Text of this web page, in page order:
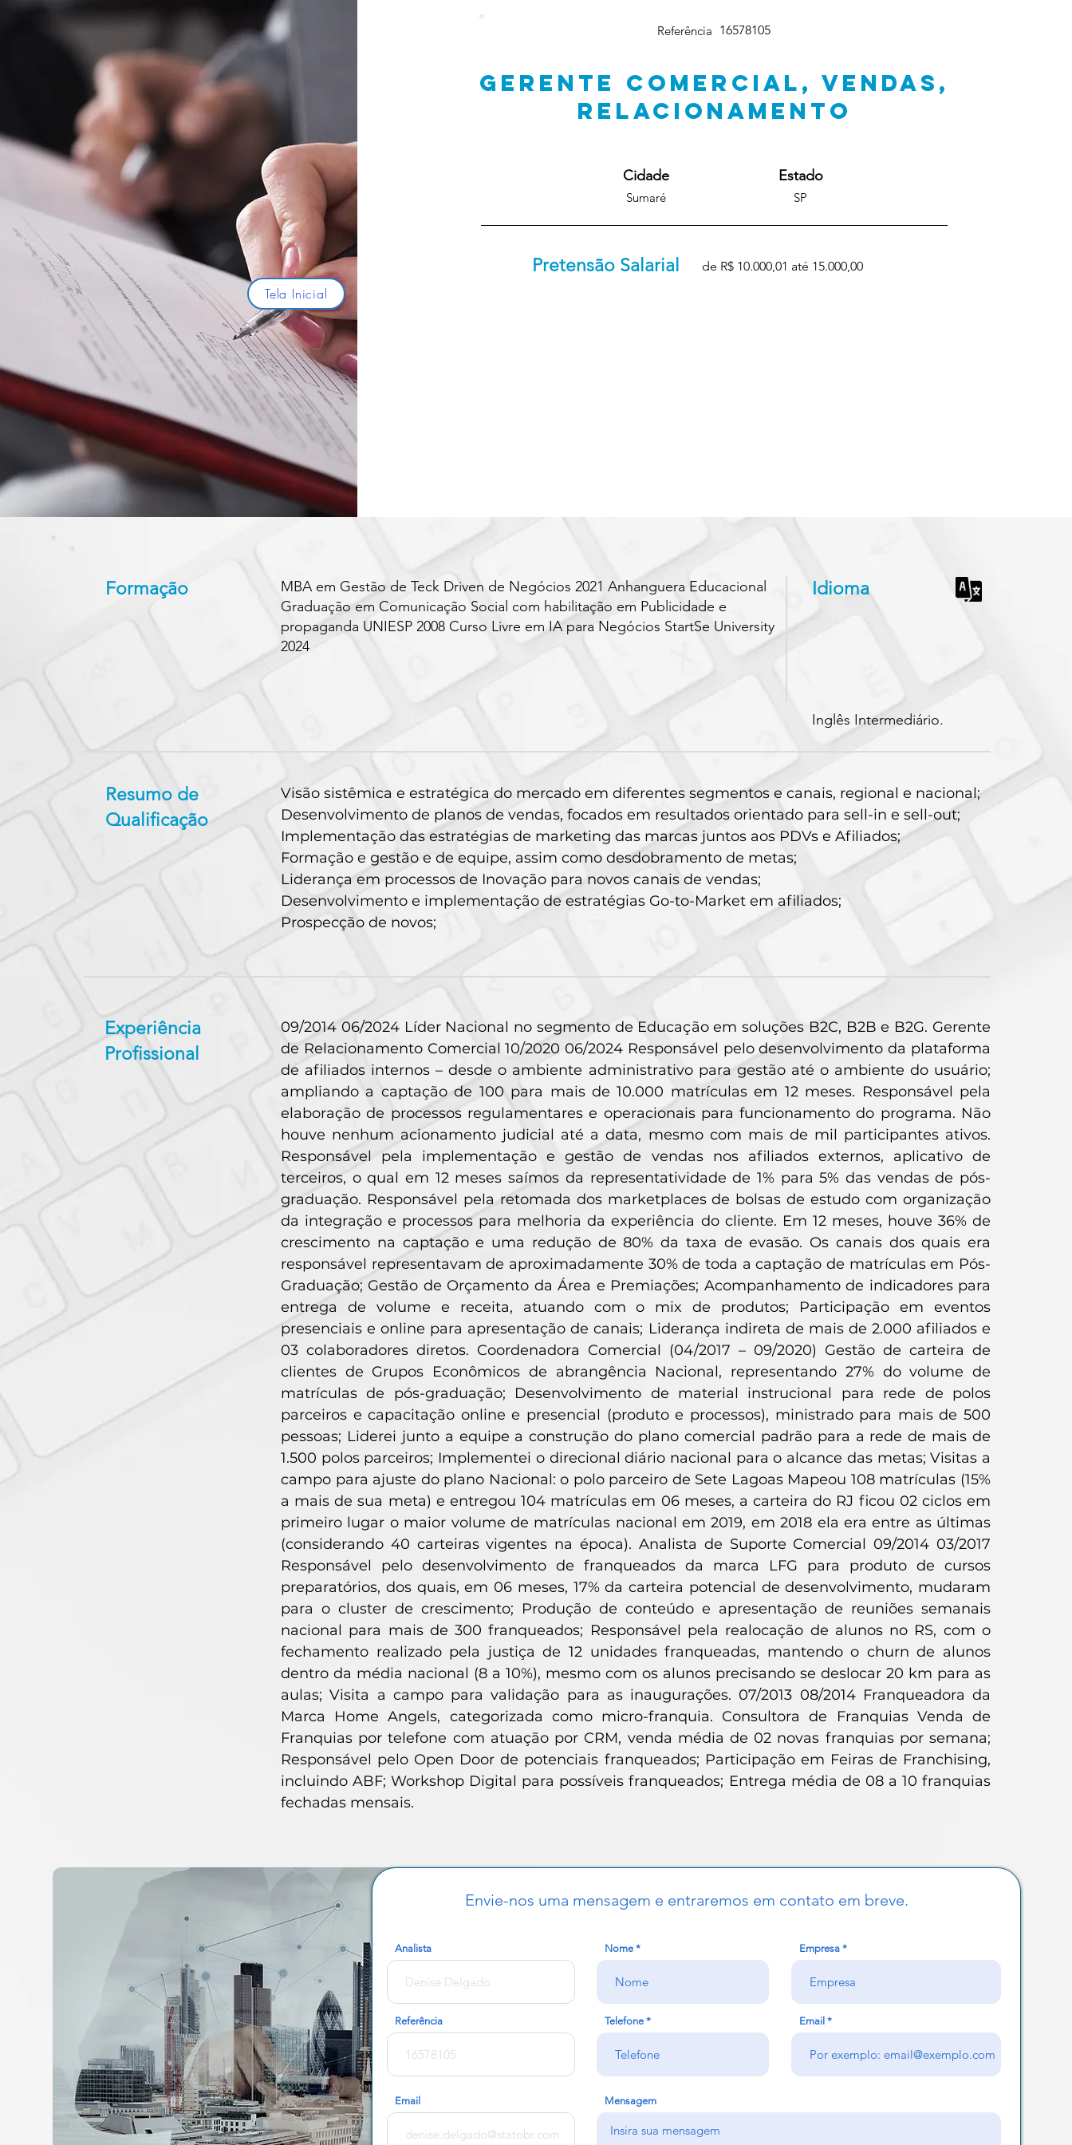
Tela Inicial
Referência 16578105
GERENTE COMERCIAL, VENDAS,
RELACIONAMENTO
Sumaré
Cidade Estado
SP
Pretensão Salarial de R$ 10.000,01 até 15.000,00
Formação
MBA em Gestão de Teck Driven de Negócios 2021 Anhanguera Educacional
Graduação em Comunicação Social com habilitação em Publicidade e
propaganda UNIESP 2008 Curso Livre em IA para Negócios StartSe University
2024
Idioma
Inglês Intermediário.
Resumo de
Qualificação
Visão sistêmica e estratégica do mercado em diferentes segmentos e canais, regional e nacional;
Desenvolvimento de planos de vendas, focados em resultados orientado para sell-in e sell-out;
Implementação das estratégias de marketing das marcas juntos aos PDVs e Afiliados;
Formação e gestão e de equipe, assim como desdobramento de metas;
Liderança em processos de Inovação para novos canais de vendas;
Desenvolvimento e implementação de estratégias Go-to-Market em afiliados;
Prospecção de novos;
Experiência
Profissional
09/2014 06/2024 Líder Nacional no segmento de Educação em soluções B2C, B2B e B2G. Gerente
de Relacionamento Comercial 10/2020 06/2024 Responsável pelo desenvolvimento da plataforma
de afiliados internos – desde o ambiente administrativo para gestão até o ambiente do usuário;
ampliando a captação de 100 para mais de 10.000 matrículas em 12 meses. Responsável pela
elaboração de processos regulamentares e operacionais para funcionamento do programa. Não
houve nenhum acionamento judicial até a data, mesmo com mais de mil participantes ativos.
Responsável pela implementação e gestão de vendas nos afiliados externos, aplicativo de
terceiros, o qual em 12 meses saímos da representatividade de 1% para 5% das vendas de pós-
graduação. Responsável pela retomada dos marketplaces de bolsas de estudo com organização
da integração e processos para melhoria da experiência do cliente. Em 12 meses, houve 36% de
crescimento na captação e uma redução de 80% da taxa de evasão. Os canais dos quais era
responsável representavam de aproximadamente 30% de toda a captação de matrículas em Pós-
Graduação; Gestão de Orçamento da Área e Premiações; Acompanhamento de indicadores para
entrega de volume e receita, atuando com o mix de produtos; Participação em eventos
presenciais e online para apresentação de canais; Liderança indireta de mais de 2.000 afiliados e
03 colaboradores diretos. Coordenadora Comercial (04/2017 – 09/2020) Gestão de carteira de
clientes de Grupos Econômicos de abrangência Nacional, representando 27% do volume de
matrículas de pós-graduação; Desenvolvimento de material instrucional para rede de polos
parceiros e capacitação online e presencial (produto e processos), ministrado para mais de 500
pessoas; Liderei junto a equipe a construção do plano comercial padrão para a rede de mais de
1.500 polos parceiros; Implementei o direcional diário nacional para o alcance das metas; Visitas a
campo para ajuste do plano Nacional: o polo parceiro de Sete Lagoas Mapeou 108 matrículas (15%
a mais de sua meta) e entregou 104 matrículas em 06 meses, a carteira do RJ ficou 02 ciclos em
primeiro lugar o maior volume de matrículas nacional em 2019, em 2018 ela era entre as últimas
(considerando 40 carteiras vigentes na época). Analista de Suporte Comercial 09/2014 03/2017
Responsável pelo desenvolvimento de franqueados da marca LFG para produto de cursos
preparatórios, dos quais, em 06 meses, 17% da carteira potencial de desenvolvimento, mudaram
para o cluster de crescimento; Produção de conteúdo e apresentação de reuniões semanais
nacional para mais de 300 franqueados; Responsável pela realocação de alunos no RS, com o
fechamento realizado pela justiça de 12 unidades franqueadas, mantendo o churn de alunos
dentro da média nacional (8 a 10%), mesmo com os alunos precisando se deslocar 20 km para as
aulas; Visita a campo para validação para as inaugurações. 07/2013 08/2014 Franqueadora da
Marca Home Angels, categorizada como micro-franquia. Consultora de Franquias Venda de
Franquias por telefone com atuação por CRM, venda média de 02 novas franquias por semana;
Responsável pelo Open Door de potenciais franqueados; Participação em Feiras de Franchising,
incluindo ABF; Workshop Digital para possíveis franqueados; Entrega média de 08 a 10 franquias
fechadas mensais.
Envie-nos uma mensagem e entraremos em contato em breve.
Analista
Referência
Nome
Telefone
Empresa
Email
Email Mensagem